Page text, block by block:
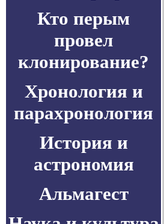
Кто перым
провел
клонирование?
Хронология и
парахронология
История и
астрономия
Альмагест